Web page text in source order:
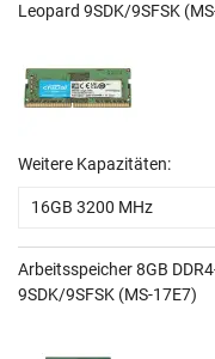
Leopard 9SDK/9SFSK
Weitere Kapazitäten:
16GB 3200 MHz
Arbeitsspeicher 8GB
9SDK/9SFSK (MS-17E7)